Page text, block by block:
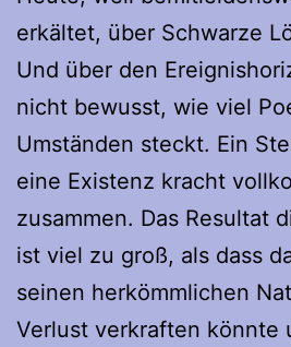
erkältet, über Schwarze
Und über den
nicht bewusst, wie viel
Umständen steckt. Ein
eine Existenz kracht
zusammen. Das Resultat
ist viel zu groß, als dass
seinen herkömmlichen
Verlust verkraften könnte